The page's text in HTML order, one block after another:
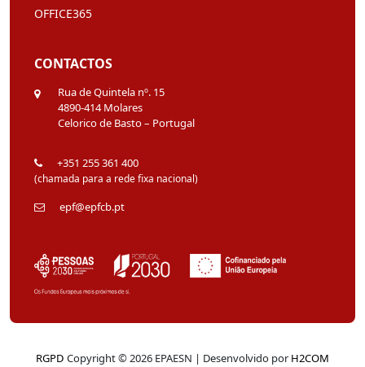
OFFICE365
CONTACTOS
Rua de Quintela nº. 15
4890-414 Molares
Celorico de Basto – Portugal
+351 255 361 400
(chamada para a rede fixa nacional)
epf@epfcb.pt
RGPD Copyright © 2026 EPAESN | Desenvolvido por H2COM